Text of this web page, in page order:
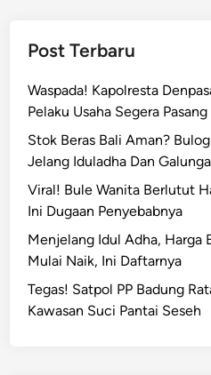
Post Terbaru
Waspada! Kapolresta
Pelaku Usaha Segera
Stok Beras Bali Aman?
Jelang Iduladha Dan
Viral! Bule Wanita Berlutut
Ini Dugaan Penyebabnya
Menjelang Idul Adha, Harga
Mulai Naik, Ini Daftarnya
Tegas! Satpol PP Badung
Kawasan Suci Pantai Seseh